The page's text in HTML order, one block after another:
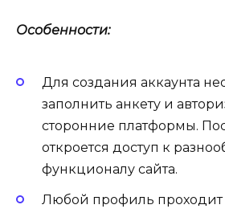
Особенности:
Для создания аккаунта
заполнить анкету и
сторонние платформы.
откроется доступ к
функционалу сайта.
Любой профиль проходит